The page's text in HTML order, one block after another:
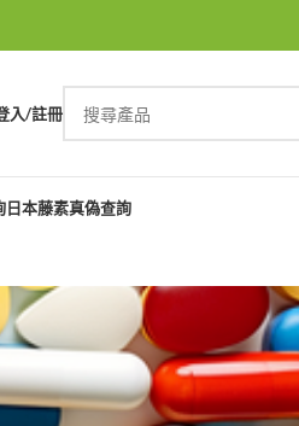
入/註冊
日本藤素真偽查詢